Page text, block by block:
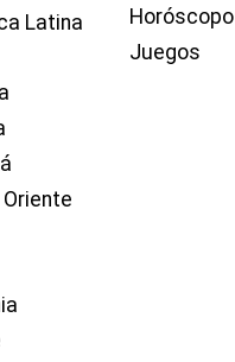
Latina
Horóscopo
Juegos